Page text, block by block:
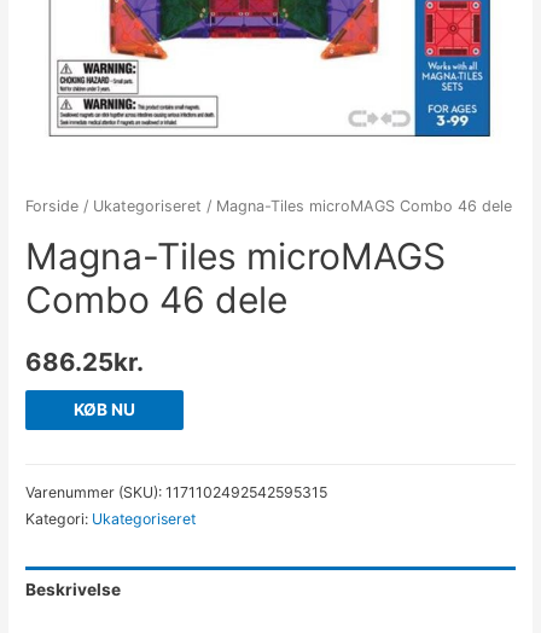
Forside / Ukategoriseret / Magna-Tiles microMAGS Combo 46 dele
Magna-Tiles microMAGS
Combo 46 dele
686.25kr.
KØB NU
Varenummer (SKU):1171102492542595315
Kategori: Ukategoriseret
Beskrivelse